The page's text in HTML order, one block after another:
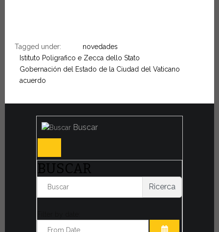
Tagged under:
novedades
Istituto Poligrafico e Zecca dello Stato
Gobernación del Estado de la Ciudad del Vaticano
acuerdo
Buscar
BUSCAR
Ricerca